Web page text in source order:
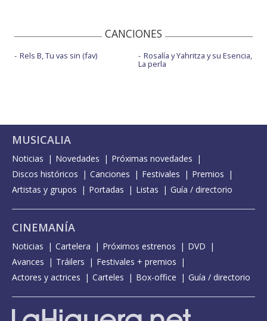
CANCIONES
Rels B, Tu vas sin (fav) Rosalía y Yahritza y su Esencia,
La perla
MUSICALIA
Noticias Novedades
Próximas novedades
Discos históricos
Canciones Festivales
Premios
Artistas y grupos
Portadas Listas Guía / directorio
CINEMANÍA
Noticias Cartelera Próximos estrenos
DVD
Avances
Tráilers
Festivales + premios
Actores y actrices
Carteles Box-office Guía / directorio